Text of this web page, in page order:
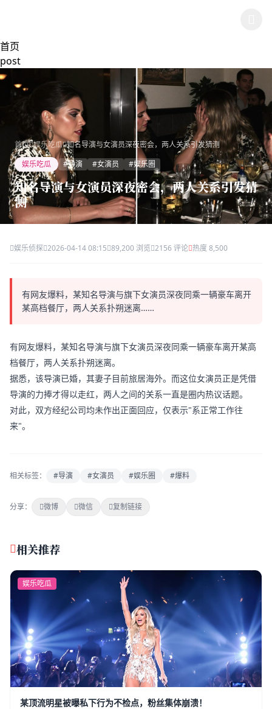
首页
post
首页 娱乐吃瓜 知名导演与女演员深夜密会，两人关系引发猜测
娱乐吃瓜
#导演 #女演员 #娱乐圈
知名导演与女演员深夜密会，两人关系引发猜
测
娱乐侦探 2026-04-14 08:15 89,200 浏览 2156 评论 热度 8,500
有网友爆料，某知名导演与旗下女演员深夜同乘一辆豪车离开
某高档餐厅，两人关系扑朔迷离……
有网友爆料，某知名导演与旗下女演员深夜同乘一辆豪车离开某高
档餐厅，两人关系扑朔迷离。
据悉，该导演已婚，其妻子目前旅居海外。而这位女演员正是凭借
导演的力捧才得以走红，两人之间的关系一直是圈内热议话题。
对此，双方经纪公司均未作出正面回应，仅表示"系正常工作往
来"。
相关标签： #导演 #女演员 #娱乐圈 #爆料
分享： 微博 微信 复制链接
相关推荐
娱乐吃瓜
某顶流明星被曝私下行为不检点，粉丝集体崩溃！